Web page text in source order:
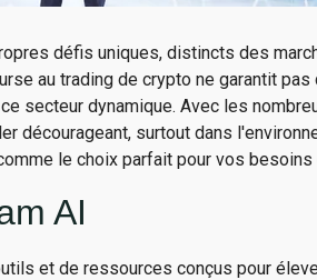
défis uniques, distincts des
au trading de crypto ne garantit
secteur dynamique. Avec les
décourageant, surtout dans
le choix parfait pour vos besoins
AI
et de ressources conçus pour